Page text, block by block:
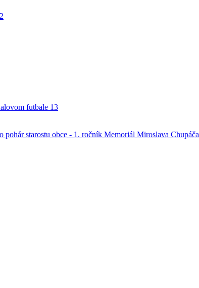
futbale 13
pohár starostu obce - 1. ročník Memoriál Miroslava Chupáča